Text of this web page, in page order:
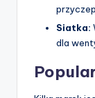
Siatka:
dla